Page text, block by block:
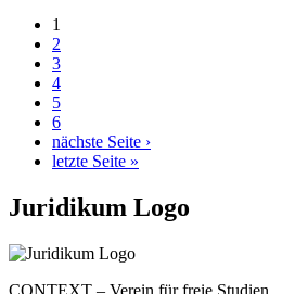
1
2
3
4
5
6
nächste Seite ›
letzte Seite »
Juridikum Logo
CONTEXT – Verein für freie Studien